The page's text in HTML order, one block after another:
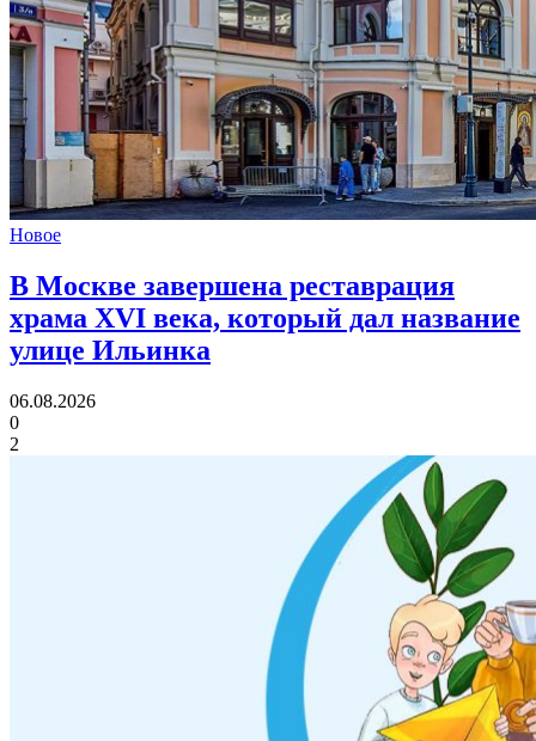
Новое
В Москве завершена реставрация
храма XVI века, который дал название
улице Ильинка
06.08.2026
0
2